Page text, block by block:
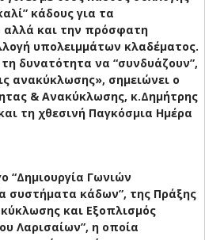
κάδους για τα
αλλά και την πρόσφατη
υπολειμμάτων κλαδέματος.
δυνατότητα να “συνδυάζουν”,
ανακύκλωσης», σημειώνει ο
& Ανακύκλωσης, κ.Δημήτρης
τη χθεσινή Παγκόσμια Ημέρα
“Δημιουργία Γωνιών
συστήματα κάδων”, της Πράξης
και Εξοπλισμός
Λαρισαίων”, η οποία